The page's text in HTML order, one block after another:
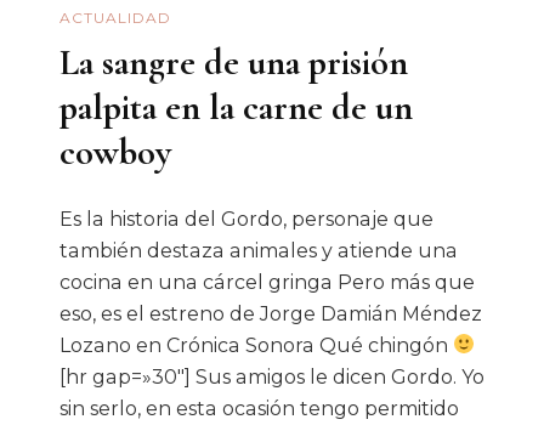
ACTUALIDAD
La sangre de una prisión
palpita en la carne de un
cowboy
Es la historia del Gordo, personaje que
también destaza animales y atiende una
cocina en una cárcel gringa Pero más que
eso, es el estreno de Jorge Damián Méndez
Lozano en Crónica Sonora Qué chingón
[hr gap=»30″] Sus amigos le dicen Gordo. Yo
sin serlo, en esta ocasión tengo permitido